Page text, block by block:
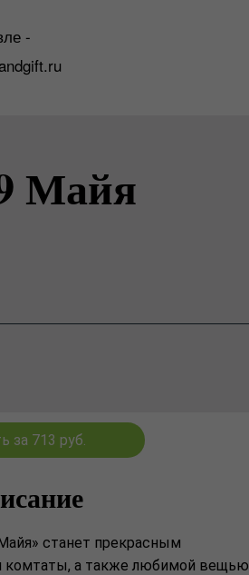
-
Майя
за 713 руб.
станет прекрасным
комтаты, а также любимой вещью